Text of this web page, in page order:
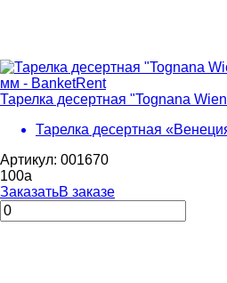
Тарелка десертная "Tognana
Тарелка десертная
Артикул: 001670
100a
ЗаказатьВ заказе